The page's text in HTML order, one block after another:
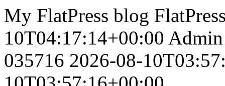
My FlatPress blog
10T04:17:14+00:00 Admin
035716 2026-08-